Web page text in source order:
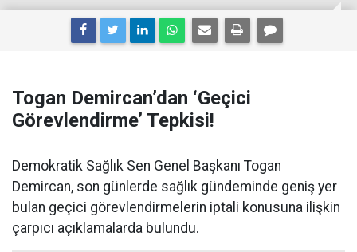
Togan Demircan’dan ‘Geçici
Görevlendirme’ Tepkisi!
Demokratik Sağlık Sen Genel Başkanı Togan
Demircan, son günlerde sağlık gündeminde geniş yer
bulan geçici görevlendirmelerin iptali konusuna ilişkin
çarpıcı açıklamalarda bulundu.